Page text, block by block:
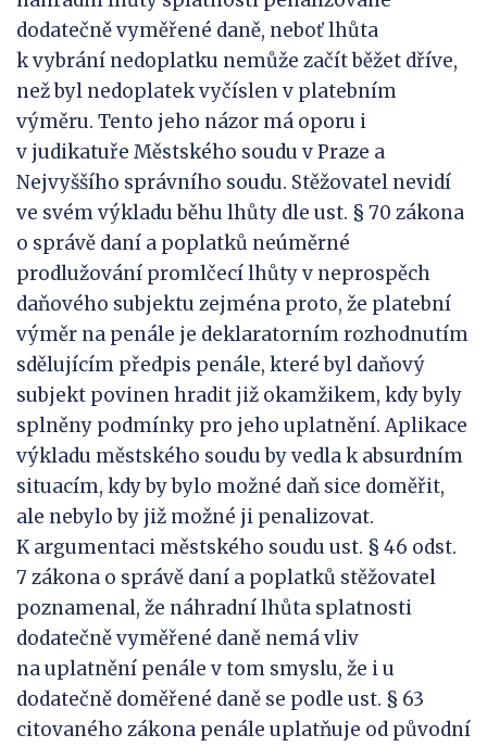
dodatečně vyměřené daně, neboť lhůta
k vybrání nedoplatku nemůže začít běžet dříve,
než byl nedoplatek vyčíslen v platebním
výměru. Tento jeho názor má oporu i
v judikatuře Městského soudu v Praze a
Nejvyššího správního soudu. Stěžovatel nevidí
ve svém výkladu běhu lhůty dle ust. § 70 zákona
o správě daní a poplatků neúměrné
prodlužování promlčecí lhůty v neprospěch
daňového subjektu zejména proto, že platební
výměr na penále je deklaratorním rozhodnutím
sdělujícím předpis penále, které byl daňový
subjekt povinen hradit již okamžikem, kdy byly
splněny podmínky pro jeho uplatnění. Aplikace
výkladu městského soudu by vedla k absurdním
situacím, kdy by bylo možné daň sice doměřit,
ale nebylo by již možné ji penalizovat.
K argumentaci městského soudu ust. § 46 odst.
7 zákona o správě daní a poplatků stěžovatel
poznamenal, že náhradní lhůta splatnosti
dodatečně vyměřené daně nemá vliv
na uplatnění penále v tom smyslu, že i u
dodatečně doměřené daně se podle ust. § 63
citovaného zákona penále uplatňuje od původní